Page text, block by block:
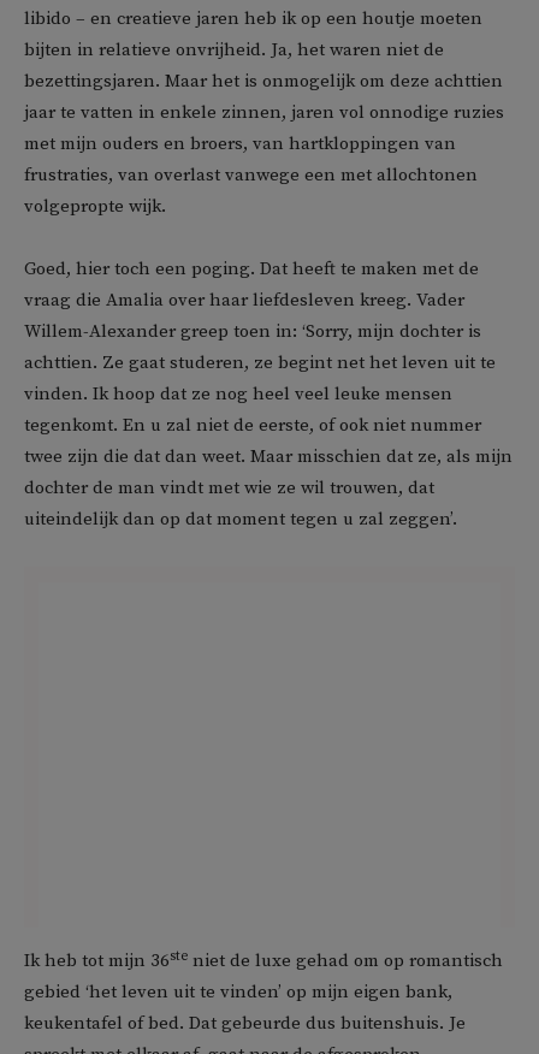
libido – en creatieve jaren heb ik op een houtje moeten
bijten in relatieve onvrijheid. Ja, het waren niet de
bezettingsjaren. Maar het is onmogelijk om deze achttien
jaar te vatten in enkele zinnen, jaren vol onnodige ruzies
met mijn ouders en broers, van hartkloppingen van
frustraties, van overlast vanwege een met allochtonen
volgepropte wijk.
Goed, hier toch een poging. Dat heeft te maken met de
vraag die Amalia over haar liefdesleven kreeg. Vader
Willem-Alexander greep toen in: ‘Sorry, mijn dochter is
achttien. Ze gaat studeren, ze begint net het leven uit te
vinden. Ik hoop dat ze nog heel veel leuke mensen
tegenkomt. En u zal niet de eerste, of ook niet nummer
twee zijn die dat dan weet. Maar misschien dat ze, als mijn
dochter de man vindt met wie ze wil trouwen, dat
uiteindelijk dan op dat moment tegen u zal zeggen’.
Ik heb tot mijn 36ste niet de luxe gehad om op romantisch
gebied ‘het leven uit te vinden’ op mijn eigen bank,
keukentafel of bed. Dat gebeurde dus buitenshuis. Je